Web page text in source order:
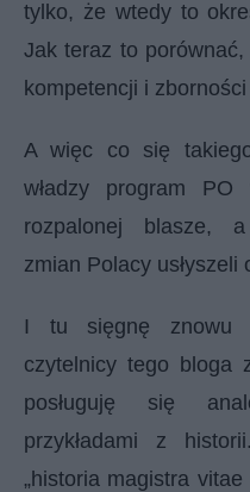
tylko, że wtedy to
Jak teraz to
kompetencji i
A więc co się
władzy program PO
rozpalonej blasze,
zmian Polacy usłyszeli
I tu sięgnę znowu
czytelnicy tego bloga
posługuję się
przykładami z
„historia magistra